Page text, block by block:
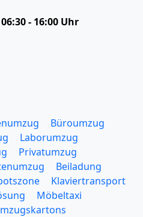
- 16:00 Uhr
Büroumzug
Laborumzug
Privatumzug
Beiladung
Klaviertransport
Möbeltaxi